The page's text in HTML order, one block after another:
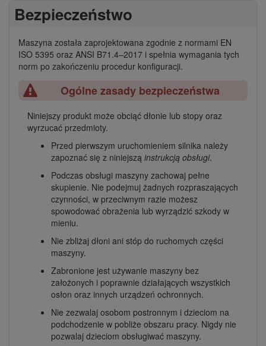
Bezpieczeństwo
Maszyna została zaprojektowana zgodnie z normami EN
ISO 5395 oraz ANSI B71.4–2017 i spełnia wymagania tych
norm po zakończeniu procedur konfiguracji.
Ogólne zasady bezpieczeństwa
Niniejszy produkt może obciąć dłonie lub stopy oraz
wyrzucać przedmioty.
Przed pierwszym uruchomieniem silnika należy
zapoznać się z niniejszą instrukcją obsługi.
Podczas obsługi maszyny zachowaj pełne
skupienie. Nie podejmuj żadnych rozpraszających
czynności, w przeciwnym razie możesz
spowodować obrażenia lub wyrządzić szkody w
mieniu.
Nie zbliżaj dłoni ani stóp do ruchomych części
maszyny.
Zabronione jest używanie maszyny bez
założonych i poprawnie działających wszystkich
osłon oraz innych urządzeń ochronnych.
Nie zezwalaj osobom postronnym i dzieciom na
podchodzenie w pobliże obszaru pracy. Nigdy nie
pozwalaj dzieciom obsługiwać maszyny.